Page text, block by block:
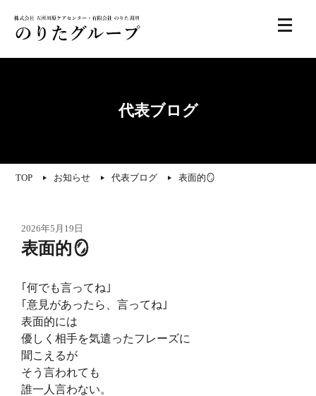
代表ブログ
TOP お知らせ 代表ブログ 表面的🪞
2026年5月19日
表面的🪞
｢何でも言ってね｣
｢意見があったら、言ってね｣
表面的には
優しく相手を気遣ったフレーズに
聞こえるが
そう言われても
誰一人言わない。